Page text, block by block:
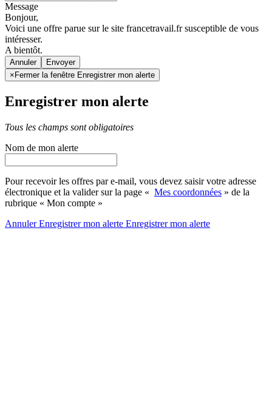
Message
Bonjour,
Voici une offre parue sur le site francetravail.fr susceptible de vous
intéresser.
A bientôt.
Annuler
× Fermer la fenêtre Enregistrer mon alerte
Enregistrer mon alerte
Tous les champs sont obligatoires
Nom de mon alerte
Pour recevoir les offres par e-mail, vous devez saisir votre adresse
électronique et la valider sur la page « Mes coordonnées » de la
rubrique « Mon compte »
AnnulerEnregistrer mon alerte Enregistrermon alerte